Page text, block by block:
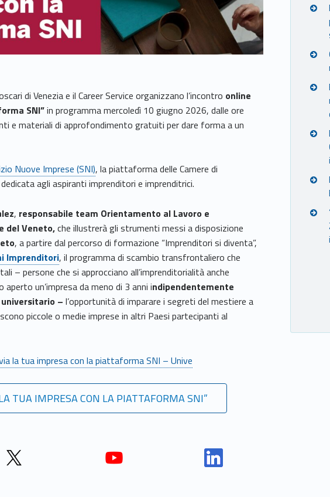
di Venezia e il Career Service organizzano l’incontro online
SNI”in programma mercoledì 10 giugno 2026, dalle ore
e materiali di approfondimento gratuiti per dare forma a un
Nuove Imprese (SNI), la piattaforma delle Camere di
agli aspiranti imprenditori e imprenditrici.
, responsabile team Orientamento al Lavoro e
del Veneto,che illustrerà gli strumenti messi a disposizione
, a partire dal percorso di formazione “Imprenditori si diventa”,
Imprenditori, il programma di scambio transfrontaliero che
– persone che si approcciano all’imprenditorialità anche
un’impresa da meno di 3 anni indipendentemente
– l’opportunità di imparare i segreti del mestiere a
piccole o medie imprese in altri Paesi partecipanti al
la tua impresa con la piattaforma SNI – Unive
TUA IMPRESA CON LA PIATTAFORMA SNI”